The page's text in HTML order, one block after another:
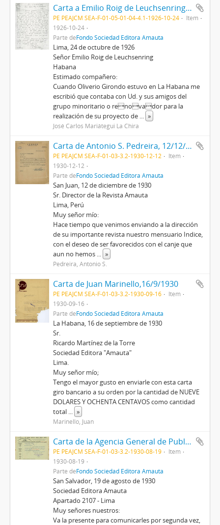
Carta a Emilio Roig de Leuchsenring, 24/10/1926
PE PEAJCM SEA-F-01-05-01-04-4.1-1926-10-24
Item
1926-10-24
Parte deFondo Sociedad Editora Amauta
Lima, 24 de octubre de 1926
Señor Emilio Roig de Leuchsenring
Habana
Estimado compañero:
Cuando Oliverio Girondo estuvo en La Habana me
escribió que contaba con Ud. y sus amigos del
grupo minoritario o renovador para la
realización de su proyecto de ... »
José Carlos Mariátegui La Chira
Carta de Antonio S. Pedreira, 12/12/1930
PE PEAJCM SEA-F-01-03-3.2-1930-12-12
Item
1930-12-12
Parte deFondo Sociedad Editora Amauta
San Juan, 12 de diciembre de 1930
Sr. Director de la Revista Amauta
Lima, Perú
Muy señor mío:
Hace tiempo que venimos enviando a la dirección
de su importante revista nuestro mensuario Indice,
con el deseo de ser favorecidos con el canje que
aun no hemos ... »
Pedreira, Antonio S.
Carta de Juan Marinello,16/9/1930
PE PEAJCM SEA-F-01-03-3.2-1930-09-16
Item
1930-09-16
Parte deFondo Sociedad Editora Amauta
La Habana, 16 de septiembre de 1930
Sr.
Ricardo Martínez de la Torre
Sociedad Editora "Amauta"
Lima.
Muy señor mío;
Tengo el mayor gusto en enviarle con esta carta
giro bancario a su orden por la cantidad de NUEVE
DOLARES Y OCHENTA CENTAVOS como cantidad
total ... »
Marinello, Juan
Carta de la Agencia General de Publicaciones, 19/8/1930
PE PEAJCM SEA-F-01-03-3.2-1930-08-19
Item
1930-08-19
Parte deFondo Sociedad Editora Amauta
San Salvador, 19 de agosto de 1930
Sociedad Editora Amauta
Apartado 2107 - Lima
Muy señores nuestros:
Va la presente para comunicarles por segunda vez,